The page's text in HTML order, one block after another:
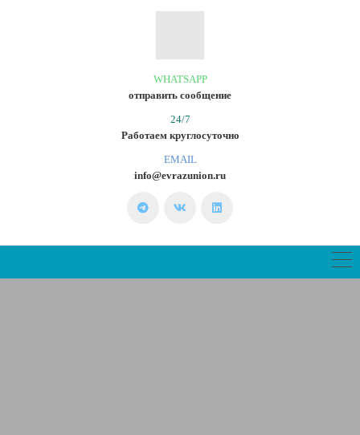
WHATSAPP
отправить сообщение
24/7
Работаем круглосуточно
EMAIL
info@evrazunion.ru